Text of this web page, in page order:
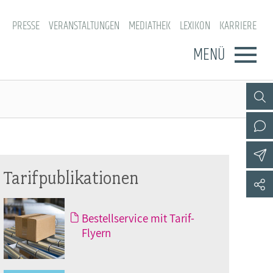
PRESSE VERANSTALTUNGEN MEDIATHEK LEXIKON KARRIERE
MENÜ
Tarifpublikationen
Bestellservice mit Tarif-
Flyern